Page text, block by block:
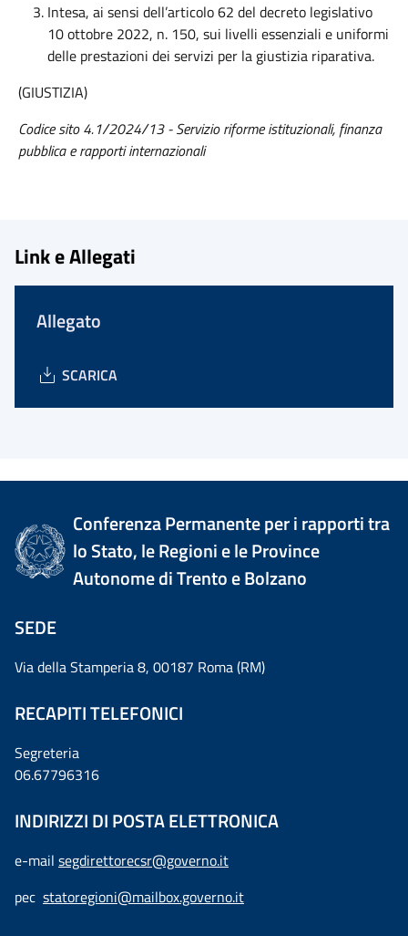
Intesa, ai sensi dell’articolo 62 del decreto legislativo
10 ottobre 2022, n. 150, sui livelli essenziali e uniformi
delle prestazioni dei servizi per la giustizia riparativa.
(GIUSTIZIA)
Codice sito 4.1/2024/13 - Servizio riforme istituzionali, finanza
pubblica e rapporti internazionali
Link e Allegati
Allegato
SCARICA
Conferenza Permanente per i rapporti tra
lo Stato, le Regioni e le Province
Autonome di Trento e Bolzano
SEDE
Via della Stamperia 8, 00187 Roma (RM)
RECAPITI TELEFONICI
Segreteria
06.67796316
INDIRIZZI DI POSTA ELETTRONICA
e-mail segdirettorecsr@governo.it
pec statoregioni@mailbox.governo.it